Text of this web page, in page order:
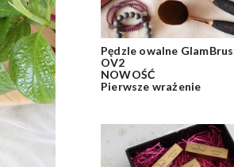
Pędzle owalne
OV2
NOWOŚĆ
Pierwsze wrażenie